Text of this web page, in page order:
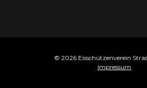
© 2026 Eisschützenverein
Impressum